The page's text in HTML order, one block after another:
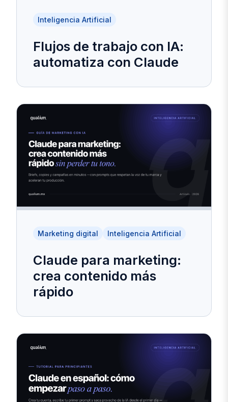
Inteligencia Artificial
Flujos de trabajo con IA:
automatiza con Claude
Marketing digital Inteligencia Artificial
Claude para marketing:
crea contenido más
rápido